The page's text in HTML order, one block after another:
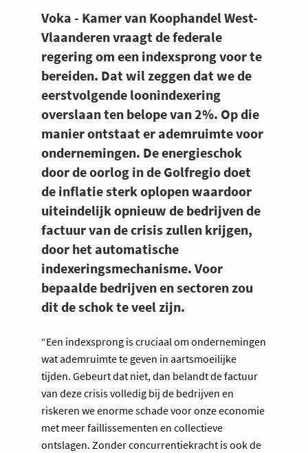
Voka - Kamer van Koophandel West-
Vlaanderen vraagt de federale
regering om een indexsprong voor te
bereiden. Dat wil zeggen dat we de
eerstvolgende loonindexering
overslaan ten belope van 2%. Op die
manier ontstaat er ademruimte voor
ondernemingen. De energieschok
door de oorlog in de Golfregio doet
de inflatie sterk oplopen waardoor
uiteindelijk opnieuw de bedrijven de
factuur van de crisis zullen krijgen,
door het automatische
indexeringsmechanisme. Voor
bepaalde bedrijven en sectoren zou
dit de schok te veel zijn.
“Een indexsprong is cruciaal om ondernemingen
wat ademruimte te geven in aartsmoeilijke
tijden. Gebeurt dat niet, dan belandt de factuur
van deze crisis volledig bij de bedrijven en
riskeren we enorme schade voor onze economie
met meer faillissementen en collectieve
ontslagen. Zonder concurrentiekracht is ook de